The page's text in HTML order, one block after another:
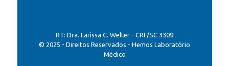
RT: Dra. Larissa C. Welter - CRF/SC 3309
© 2025 - Direitos Reservados - Hemos Laboratório
Médico